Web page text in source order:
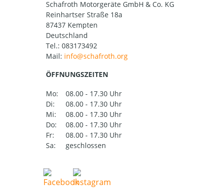
Schafroth Motorgeräte GmbH & Co. KG
Reinhartser Straße 18a
87437 Kempten
Deutschland
Tel.: 083173492
Mail:
ÖFFNUNGSZEITEN
Mo:
08.00 - 17.30 Uhr
Di:
08.00 - 17.30 Uhr
Mi:
08.00 - 17.30 Uhr
Do:
08.00 - 17.30 Uhr
Fr:
08.00 - 17.30 Uhr
Sa:
geschlossen